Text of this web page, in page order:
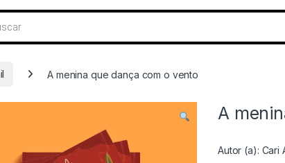
livros
A menina que dança com o vento
A
Autor (a): Cari